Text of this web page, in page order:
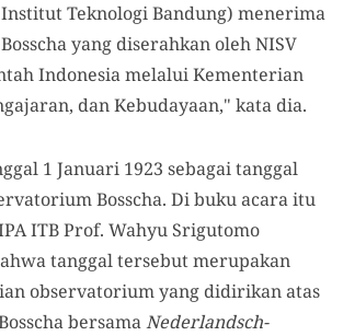
Teknologi Bandung) menerima
yang diserahkan oleh NISV
Indonesia melalui Kementerian
dan Kebudayaan," kata dia.
1 Januari 1923 sebagai tanggal
Bosscha. Di buku acara itu
ITB Prof. Wahyu Srigutomo
tanggal tersebut merupakan
observatorium yang didirikan atas
bersamaNederlandsch-